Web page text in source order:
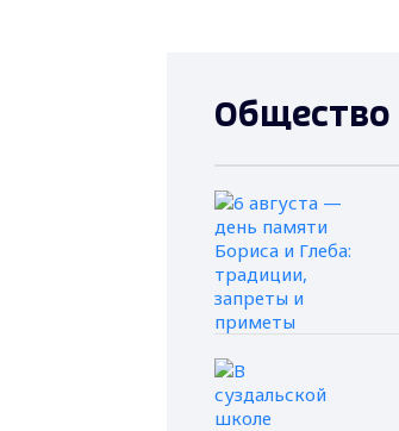
Общество